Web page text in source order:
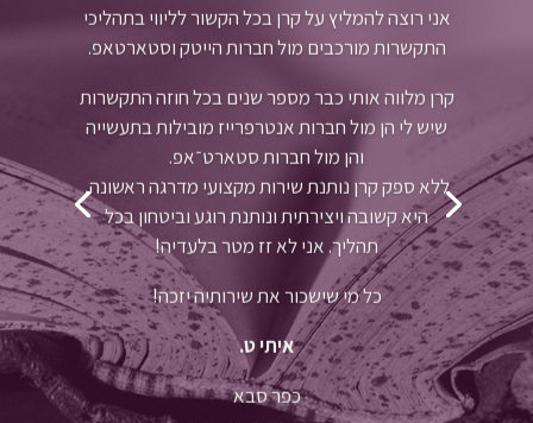
אני רוצה להמליץ על קרן בכל הקשור לליווי בתהליכי
התקשרות מורכבים מול חברות הייטק וסטארטאפ.
קרן מלווה אותי כבר מספר שנים בכל חוזה התקשרות
שיש לי הן מול חברות אנטרפרייז מובילות בתעשייה
והן מול חברות סטארט־אפ.
ללא ספק קרן נותנת שירות מקצועי מדרגה ראשונה,
היא קשובה ויצירתית ונותנת רוגע וביטחון בכל
תהליך. אני לא זז מטר בלעדיה!
כל מי שישכור את שירותיה יזכה!
איתי ט.
כפר סבא